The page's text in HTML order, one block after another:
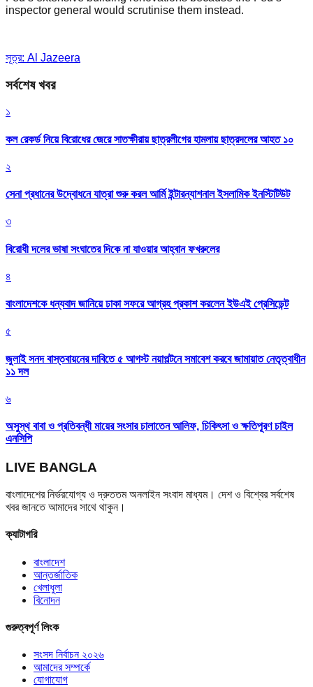
inspector general would scrutinise them instead.
সূত্র: Al Jazeera
সর্বশেষ খবর
১
কল রেকর্ড নিয়ে বিরোধের জেরে সাতক্ষীরায় ছাত্রলীগের হামলায় ছাত্রদলের আহত ১০
২
সেনা প্রধানের উদ্বোধনে যাত্রা শুরু করল আর্মি ইন্টারন্যাশনাল ইসলামিক ইনস্টিটিউট
৩
বিরোধী দলের ভাষা সংঘাতের দিকে না যাওয়ার আহ্বান ফখরুলের
৪
বাংলাদেশকে ধন্যবাদ জানিয়ে ঢাকা সফরে আগ্রহ প্রকাশ করলেন ইউএই প্রেসিডেন্ট
৫
জুলাই সনদ বাস্তবায়নের দাবিতে ৫ আগস্ট নয়াপল্টনে সমাবেশ করবে জামায়াত নেতৃত্বাধীন
১১ দল
৬
অসুস্থ বাবা ও প্রতিবন্ধী মায়ের সংসার চালাতেন আলিফ, চিকিৎসা ও ক্ষতিপূরণ চাইল
এনসিপি
LIVE BANGLA
বাংলাদেশের নির্ভরযোগ্য ও দ্রুততম অনলাইন সংবাদ মাধ্যম। দেশ ও বিশ্বের সর্বশেষ
খবর জানতে আমাদের সাথে থাকুন।
ক্যাটাগরি
বাংলাদেশ
আন্তর্জাতিক
খেলাধুলা
বিনোদন
গুরুত্বপূর্ণ লিংক
সংসদ নির্বাচন ২০২৬
আমাদের সম্পর্কে
যোগাযোগ